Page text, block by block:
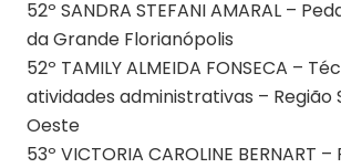
52º SANDRA STEFANI AMARAL –
da Grande Florianópolis
52º TAMILY ALMEIDA FONSECA –
atividades administrativas – Região
Oeste
53º VICTORIA CAROLINE BERNART